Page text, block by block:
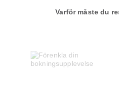
Varför måste du